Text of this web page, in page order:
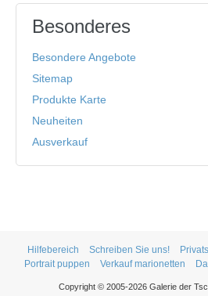
Besonderes
Besondere Angebote
Sitemap
Produkte Karte
Neuheiten
Ausverkauf
Hilfebereich Schreiben Sie uns!
Portrait puppen
Verkauf marionetten
Copyright © 2005-2026 Galerie der